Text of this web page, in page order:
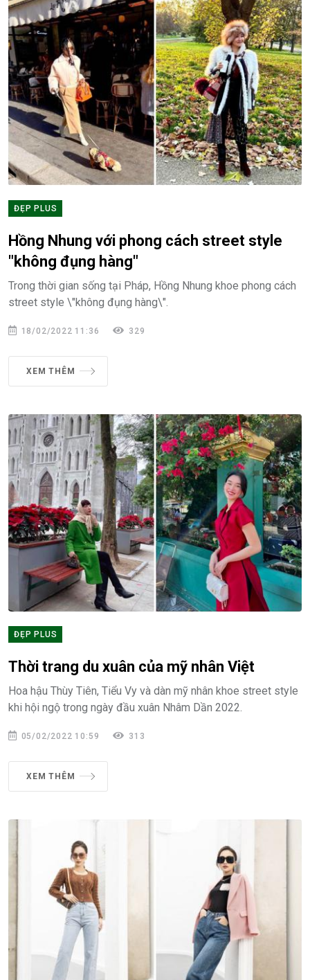
ĐẸP PLUS
Hồng Nhung với phong cách street style
"không đụng hàng"
Trong thời gian sống tại Pháp, Hồng Nhung khoe phong cách
street style \"không đụng hàng\".
18/02/2022 11:36 329
XEM THÊM
ĐẸP PLUS
Thời trang du xuân của mỹ nhân Việt
Hoa hậu Thùy Tiên, Tiểu Vy và dàn mỹ nhân khoe street style
khi hội ngộ trong ngày đầu xuân Nhâm Dần 2022.
05/02/2022 10:59 313
XEM THÊM